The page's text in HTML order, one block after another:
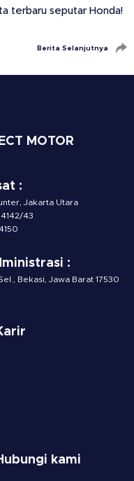
terbaru seputar Honda!
Berita Selanjutnya
MOTOR
:
Jakarta Utara
43
:
Bekasi, Jawa Barat 17530
kami